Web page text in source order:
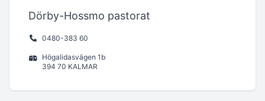
Dörby-Hossmo pastorat
0480-383 60
Högalidasvägen 1b
394 70 KALMAR